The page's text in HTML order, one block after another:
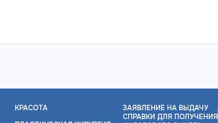
КРАСОТА
ЗАЯВЛЕНИЕ НА ВЫДАЧУ
СПРАВКИ ДЛЯ ПОЛУЧЕНИЯ